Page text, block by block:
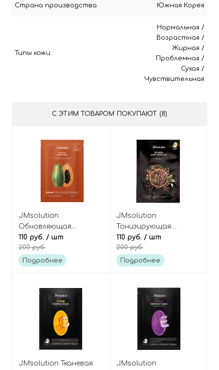
Страна производства Южная Корея
Типы кожи
Нормальная /
Возрастная /
Жирная /
Проблемная /
Сухая /
Чувствительная
С ЭТИМ ТОВАРОМ ПОКУПАЮТ (8)
JMsolution
Обновляющая
тканевая маска с
папайей и кислотами,
Tropical Papaya Mask
110 руб. / шт
200 руб.
Подробнее
JMsolution
Тонизирующая
тканевая маска с кофе
Лювак, The Origin
Luwak Coffee Mask
110 руб. / шт
200 руб.
Подробнее
JMsolution Тканевая
JMsolution